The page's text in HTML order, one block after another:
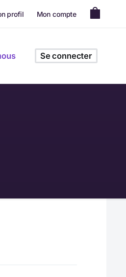
profil Mon compte
Se connecter